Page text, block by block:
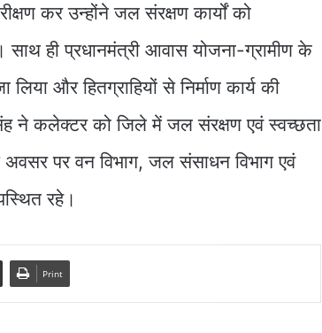
कर उन्होंने जल संरक्षण कार्यों को
साथ ही प्रधानमंत्री आवास योजना-ग्रामीण के
और हितग्राहियों से निर्माण कार्य की
ने कलेक्टर को जिले में जल संरक्षण एवं स्वच्छता
पर वन विभाग, जल संसाधन विभाग एवं
रहे।
Print